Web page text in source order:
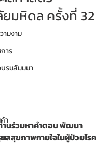
ามงาม
าร
รมสัมมนา
า
ม
มหิดล ครั้งที่ 32
นร่วมหาคำตอบ พัฒนา
สุขภาพกายใจในผู้ป่วยโรค